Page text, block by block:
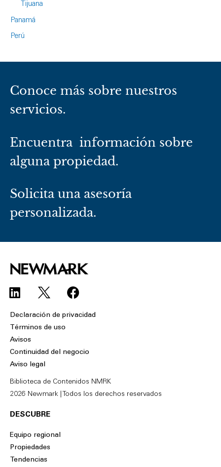
Tijuana
Panamá
Perú
Conoce más sobre nuestros
servicios.
Encuentra información sobre
alguna propiedad.
Solicita una asesoría
personalizada.
L
i
n
k
e
d
i
F
a
c
o
Declaración de privacidad
Términos de uso
Avisos
Continuidad del negocio
Aviso legal
Biblioteca de Contenidos NMRK
2026 Newmark | Todos los derechos reservados
DESCUBRE
Equipo regional
Propiedades
Tendencias